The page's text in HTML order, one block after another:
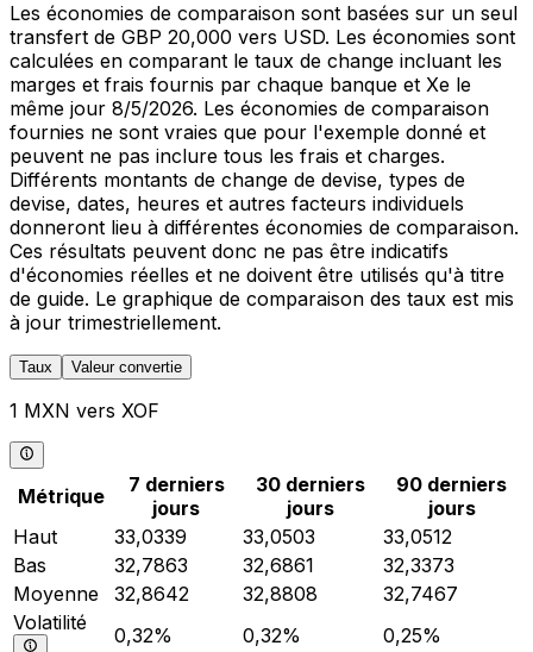
Les économies de comparaison sont basées sur un seul
transfert de GBP 20,000 vers USD. Les économies sont
calculées en comparant le taux de change incluant les
marges et frais fournis par chaque banque et Xe le
même jour 8/5/2026. Les économies de comparaison
fournies ne sont vraies que pour l'exemple donné et
peuvent ne pas inclure tous les frais et charges.
Différents montants de change de devise, types de
devise, dates, heures et autres facteurs individuels
donneront lieu à différentes économies de comparaison.
Ces résultats peuvent donc ne pas être indicatifs
d'économies réelles et ne doivent être utilisés qu'à titre
de guide. Le graphique de comparaison des taux est mis
à jour trimestriellement.
Taux Valeur convertie
1 MXN vers XOF
Métrique
7 derniers
jours
30 derniers
jours
90 derniers
jours
Haut
33,0339 33,0503
33,0512
Bas
32,7863 32,6861
32,3373
Moyenne
32,8642 32,8808
32,7467
Volatilité
0,32% 0,32% 0,25%